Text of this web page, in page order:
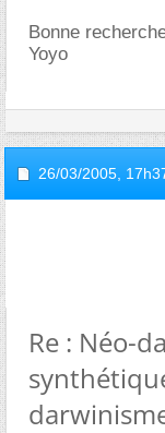
Bonne
Yoyo
26/03/2005,
Re : Néo-